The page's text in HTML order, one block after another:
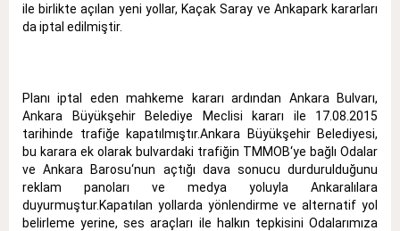
ile birlikte açılan yeni yollar, Kaçak Saray ve Ankapark kararları
da iptal edilmiştir.
Planı iptal eden mahkeme kararı ardından Ankara Bulvarı,
Ankara Büyükşehir Belediye Meclisi kararı ile 17.08.2015
tarihinde trafiğe kapatılmıştır.Ankara Büyükşehir Belediyesi,
bu karara ek olarak bulvardaki trafiğin TMMOB‘ye bağlı Odalar
ve Ankara Barosu‘nun açtığı dava sonucu durdurulduğunu
reklam panoları ve medya yoluyla Ankaralılara
duyurmuştur.Kapatılan yollarda yönlendirme ve alternatif yol
belirleme yerine, ses araçları ile halkın tepkisini Odalarımıza